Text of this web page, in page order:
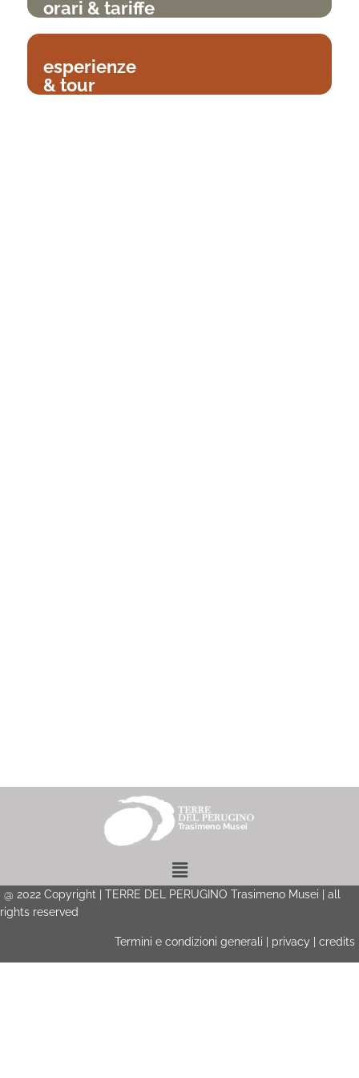
orari & tariffe
esperienze
& tour
Menu
@ 2022 Copyright | TERRE DEL PERUGINO Trasimeno Musei | all
rights reserved
Termini e condizioni generali privacy credits